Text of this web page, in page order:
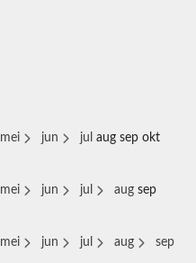
mei jun jul aug sep okt
mei jun jul aug sep
mei jun jul aug
sep